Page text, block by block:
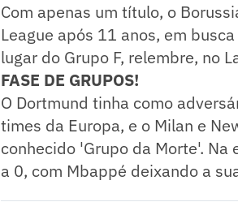
Com apenas um título, o
League após 11 anos, em
lugar do Grupo F, relembre, no
FASE DE GRUPOS!
O Dortmund tinha como
times da Europa, e o Milan e
conhecido 'Grupo da Morte'. Na
a 0, com Mbappé deixando a